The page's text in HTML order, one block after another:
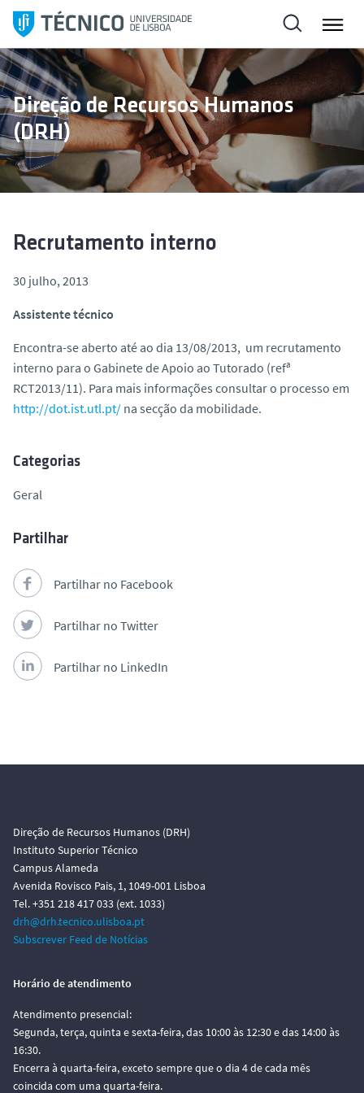
l
t
a
r
p
a
a
Direção de Recursos Humanos
(DRH)
Recrutamento interno
30 julho, 2013
Assistente técnico
Encontra-se aberto até ao dia 13/08/2013, um recrutamento
interno para o Gabinete de Apoio ao Tutorado (refª
RCT2013/11). Para mais informações consultar o processo em
http://dot.ist.utl.pt/ na secção da mobilidade.
Categorias
Geral
Partilhar
Partilhar no Facebook
Partilhar no Twitter
Partilhar no LinkedIn
Direção de Recursos Humanos (DRH)
Instituto Superior Técnico
Campus Alameda
Avenida Rovisco Pais, 1, 1049-001 Lisboa
Tel. +351 218 417 033 (ext. 1033)
drh@drh.tecnico.ulisboa.pt
Subscrever Feed de Notícias
Horário de atendimento
Atendimento presencial:
Segunda, terça, quinta e sexta-feira, das 10:00 às 12:30 e das 14:00 às
16:30.
Encerra à quarta-feira, exceto sempre que o dia 4 de cada mês
coincida com uma quarta-feira.